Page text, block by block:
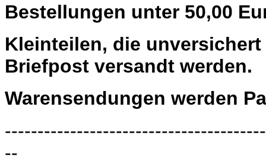
Bestellungen unter 50,00
Kleinteilen, die
Briefpost versandt werden.
Warensendungen werden
--